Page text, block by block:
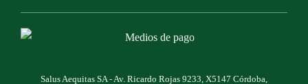
Salus Aequitas SA - Av. Ricardo Rojas 9233, X5147 Córdoba,